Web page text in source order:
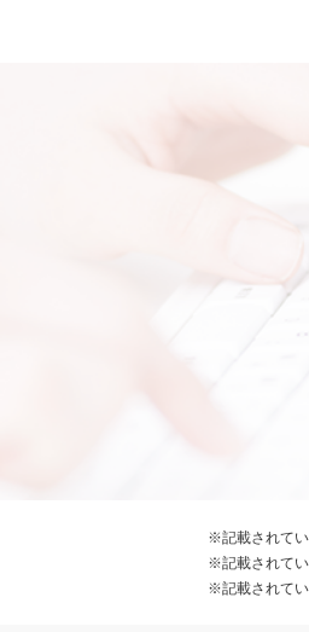
※記載されてい
※記載されてい
※記載されてい